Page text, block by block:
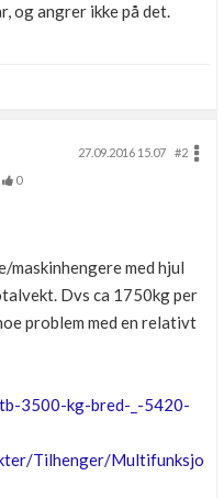
og angrer ikke på det.
27.09.2016 15.07
#2
0
med hjul
Dvs ca 1750kg per
problem med en relativt
3500-kg-bred-_-5420-
Tilhenger/Multifunksjo